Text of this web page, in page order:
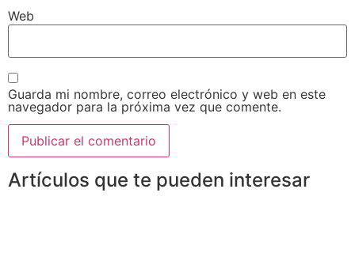
Web
Guarda mi nombre, correo electrónico y web en este
navegador para la próxima vez que comente.
Artículos que te pueden interesar